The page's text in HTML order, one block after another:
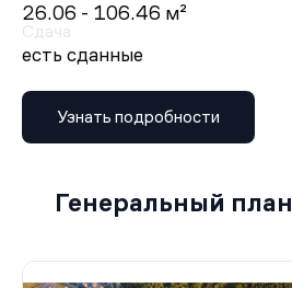
26.06 - 106.46 м²
Сдача
есть сданные
Узнать подробности
Генеральный план